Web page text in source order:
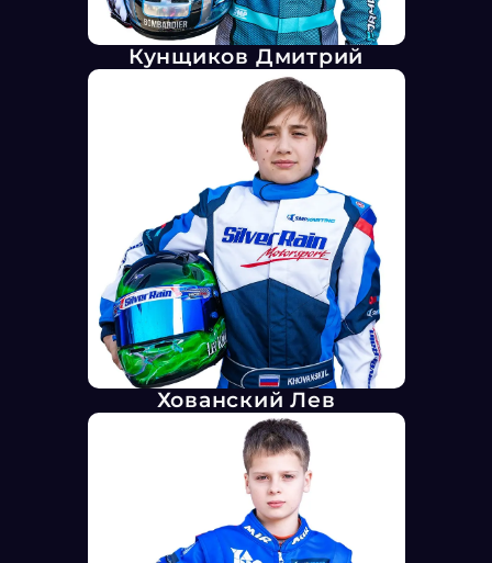
Кунщиков Дмитрий
Хованский Лев